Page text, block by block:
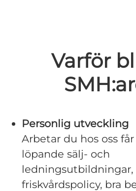
Varför
Personlig utveckling
Arbetar du hos oss
löpande sälj- och
ledningsutbildningar,
friskvårdspolicy, bra